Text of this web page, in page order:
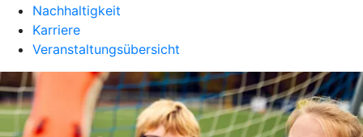
Nachhaltigkeit
Karriere
Veranstaltungsübersicht